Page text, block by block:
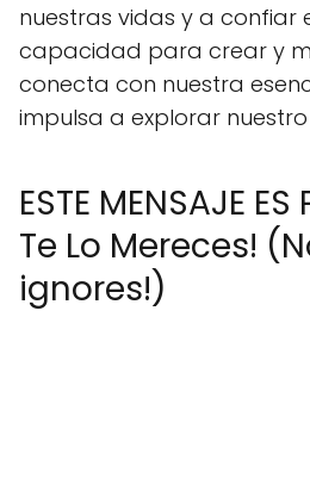
nuestras vidas y a confiar
capacidad para crear y
conecta con nuestra
impulsa a explorar
ESTE MENSAJE ES
Te Lo Mereces!
ignores!)